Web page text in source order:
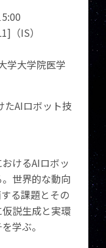
（IS）
学大学院医学
たAIロボット技
けるAIロボッ
世界的な動向
る課題とその
説生成と実環
学ぶ。